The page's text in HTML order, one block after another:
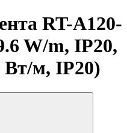
RT-A120-
W/m, IP20,
м, IP20)